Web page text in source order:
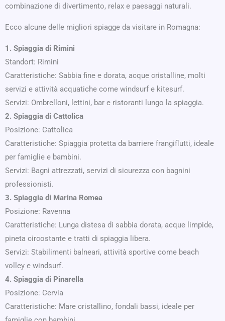
combinazione di divertimento, relax e paesaggi naturali.
Ecco alcune delle migliori spiagge da visitare in Romagna:
1. Spiaggia di Rimini
Standort: Rimini
Caratteristiche: Sabbia fine e dorata, acque cristalline, molti
servizi e attività acquatiche come windsurf e kitesurf.
Servizi: Ombrelloni, lettini, bar e ristoranti lungo la spiaggia.
2. Spiaggia di Cattolica
Posizione: Cattolica
Caratteristiche: Spiaggia protetta da barriere frangiflutti, ideale
per famiglie e bambini.
Servizi: Bagni attrezzati, servizi di sicurezza con bagnini
professionisti.
3. Spiaggia di Marina Romea
Posizione: Ravenna
Caratteristiche: Lunga distesa di sabbia dorata, acque limpide,
pineta circostante e tratti di spiaggia libera.
Servizi: Stabilimenti balneari, attività sportive come beach
volley e windsurf.
4. Spiaggia di Pinarella
Posizione: Cervia
Caratteristiche: Mare cristallino, fondali bassi, ideale per